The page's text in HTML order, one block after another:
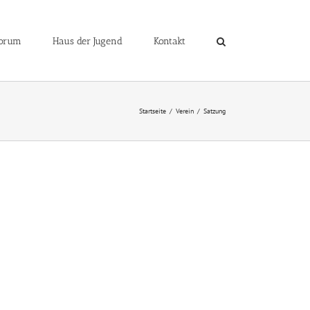
Haus der Jugend Kontakt
Startseite Verein Satzung